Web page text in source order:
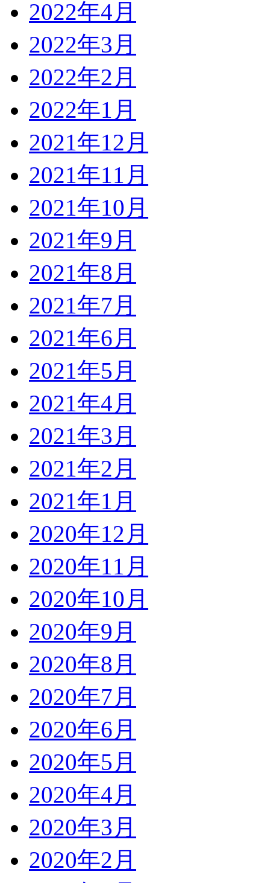
2022年4月
2022年3月
2022年2月
2022年1月
2021年12月
2021年11月
2021年10月
2021年9月
2021年8月
2021年7月
2021年6月
2021年5月
2021年4月
2021年3月
2021年2月
2021年1月
2020年12月
2020年11月
2020年10月
2020年9月
2020年8月
2020年7月
2020年6月
2020年5月
2020年4月
2020年3月
2020年2月